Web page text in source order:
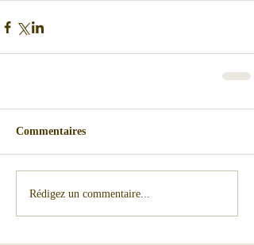
Commentaires
Rédigez un commentaire...